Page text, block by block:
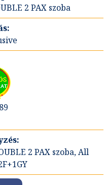
2 PAX szoba
2 PAX szoba, All